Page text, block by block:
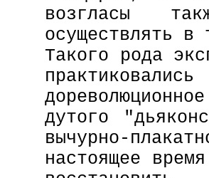
возгласы
осуществлять
Такого рода
дутого
вычурно-
настоящее